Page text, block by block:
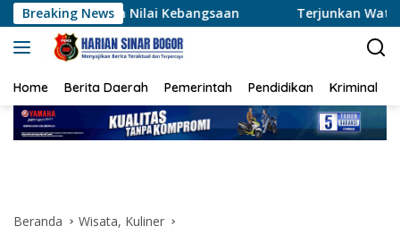
Langsung
ke
konten
Breaking News
Nilai Kebangsaan Terjunkan Water Bombing,
Home Berita Daerah Pemerintah Pendidikan Kriminal
Beranda Wisata, Kuliner